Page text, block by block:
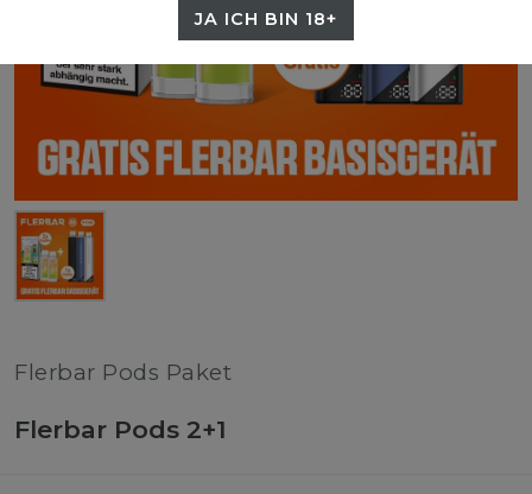
Flerbar Pods Paket
Flerbar Pods 2+1
JA ICH BIN 18+